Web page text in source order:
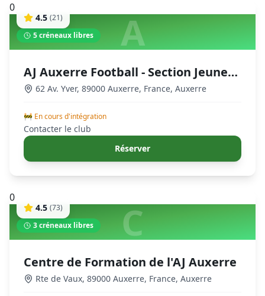
0
A
4.5 (21)
5créneaux libres
AJ Auxerre Football - Section Jeunes
& Amateurs
62 Av. Yver, 89000 Auxerre, France, Auxerre
🚧 En cours d'intégration
Contacter le club
Réserver
0
C
4.5 (73)
3créneaux libres
Centre de Formation de l'AJ Auxerre
Rte de Vaux, 89000 Auxerre, France, Auxerre